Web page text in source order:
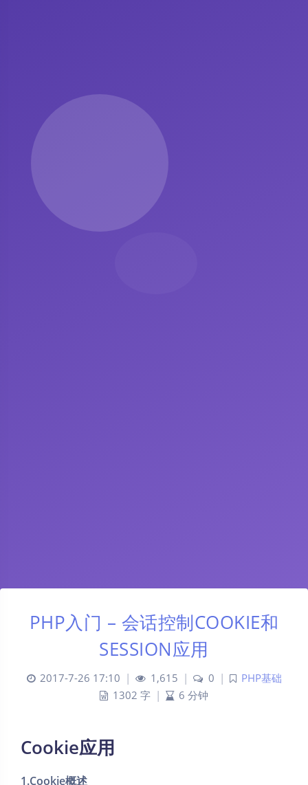
PHP入门 – 会话控制COOKIE和
SESSION应用
2017-7-26 17:10 | 1,615 | 0 |
PHP基础
1302 字 | 6 分钟
Cookie应用
1.Cookie概述